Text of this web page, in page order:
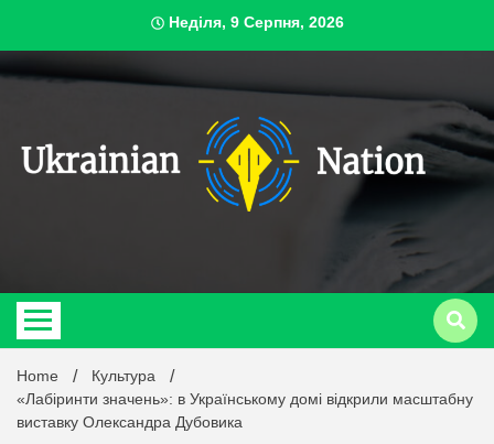
content
Неділя, 9 Серпня, 2026
Home
Культура
«Лабіринти значень»: в Українському домі відкрили масштабну
виставку Олександра Дубовика